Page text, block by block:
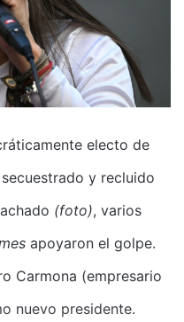
electo de
y recluido
(foto), varios
apoyaron el golpe.
Carmona (empresario
nuevo presidente.